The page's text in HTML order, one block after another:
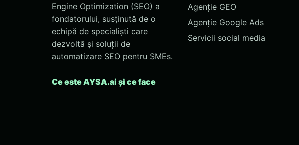
Engine Optimization (SEO) a
fondatorului, susținută de o
echipă de specialiști care
dezvoltă și soluții de
automatizare SEO pentru SMEs.
Ce este AYSA.ai și ce face
Agenție GEO
Agenție Google Ads
Servicii social media